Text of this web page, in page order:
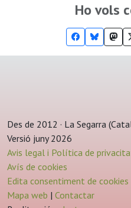
Ho vols
Des de 2012 · La Segarra
Versió juny 2026
Avis legal i Política de
Avís de cookies
Edita consentiment de cookies
Mapa web | Contactar